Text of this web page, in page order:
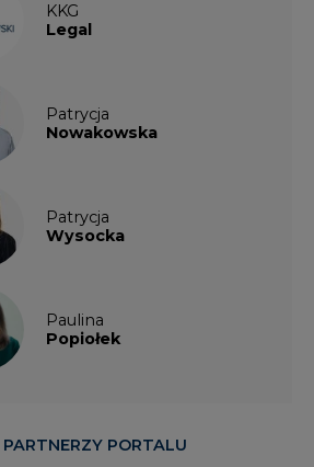
KKG
Legal
Patrycja
Nowakowska
Patrycja
Wysocka
Paulina
Popiołek
PARTNERZY PORTALU